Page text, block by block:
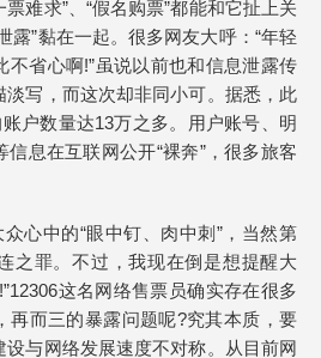
票难求”、“假名购票”都能和它扯上关
露”黏在一起。很多网友大呼：“年轻
不省心啊!”虽说以前也和信息泄露传
淡写，而这次却非同小可。据悉，此
户数量达13万之多。用户账号、明
息在互联网公开“裸奔”，很多旅客
心中的“眼中钉、肉中刺”，当然第
之罪。不过，我现在倒是想提醒大
这名网络售票员确实存在很多
再而三的暴露问题呢?究其本质，要
与网络发展速度不对称。从目前网